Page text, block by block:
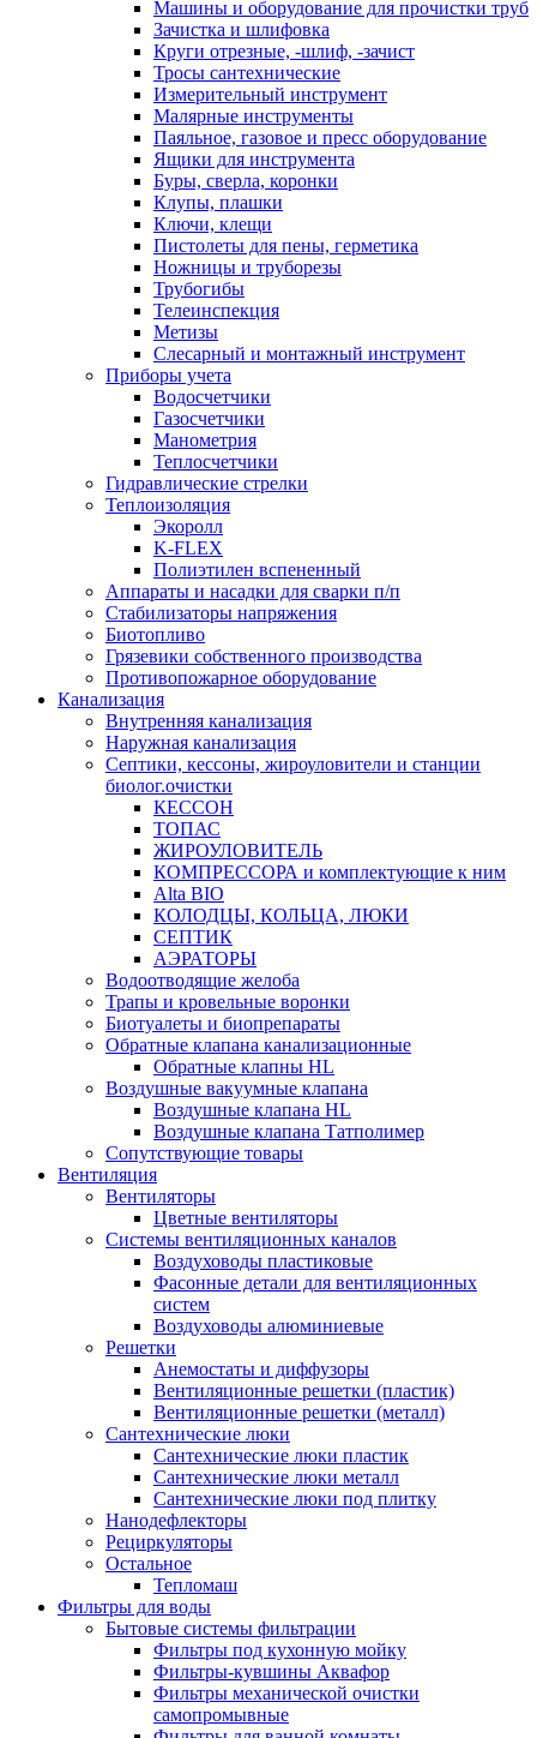
Машины и оборудование для прочистки труб
Зачистка и шлифовка
Круги отрезные, -шлиф, -зачист
Тросы сантехнические
Измерительный инструмент
Малярные инструменты
Паяльное, газовое и пресс оборудование
Ящики для инструмента
Буры, сверла, коронки
Клупы, плашки
Ключи, клещи
Пистолеты для пены, герметика
Ножницы и труборезы
Трубогибы
Телеинспекция
Метизы
Слесарный и монтажный инструмент
Приборы учета
Водосчетчики
Газосчетчики
Манометрия
Теплосчетчики
Гидравлические стрелки
Теплоизоляция
Экоролл
K-FLEX
Полиэтилен вспененный
Аппараты и насадки для сварки п/п
Стабилизаторы напряжения
Биотопливо
Грязевики собственного производства
Противопожарное оборудование
Канализация
Внутренняя канализация
Наружная канализация
Септики, кессоны, жироуловители и станции
биолог.очистки
КЕССОН
ТОПАС
ЖИРОУЛОВИТЕЛЬ
КОМПРЕССОРА и комплектующие к ним
Alta BIO
КОЛОДЦЫ, КОЛЬЦА, ЛЮКИ
СЕПТИК
АЭРАТОРЫ
Водоотводящие желоба
Трапы и кровельные воронки
Биотуалеты и биопрепараты
Обратные клапана канализационные
Обратные клапны HL
Воздушные вакуумные клапана
Воздушные клапана HL
Воздушные клапана Татполимер
Сопутствующие товары
Вентиляция
Вентиляторы
Цветные вентиляторы
Системы вентиляционных каналов
Воздуховоды пластиковые
Фасонные детали для вентиляционных
систем
Воздуховоды алюминиевые
Решетки
Анемостаты и диффузоры
Вентиляционные решетки (пластик)
Вентиляционные решетки (металл)
Сантехнические люки
Сантехнические люки пластик
Сантехнические люки металл
Сантехнические люки под плитку
Нанодефлекторы
Рециркуляторы
Остальное
Тепломаш
Фильтры для воды
Бытовые системы фильтрации
Фильтры под кухонную мойку
Фильтры-кувшины Аквафор
Фильтры механической очистки
самопромывные